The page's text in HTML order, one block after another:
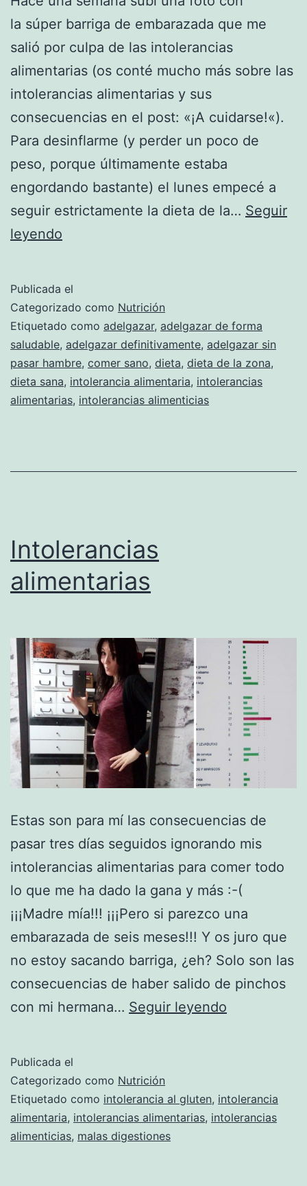
la súper barriga de embarazada que me
salió por culpa de las intolerancias
alimentarias (os conté mucho más sobre las
intolerancias alimentarias y sus
consecuencias en el post: «¡A cuidarse!«).
Para desinflarme (y perder un poco de
peso, porque últimamente estaba
engordando bastante) el lunes empecé a
seguir estrictamente la dieta de la… Seguir
leyendo
Publicada el
Categorizado como Nutrición
Etiquetado como adelgazar, adelgazar de forma
saludable, adelgazar definitivamente, adelgazar sin
pasar hambre, comer sano, dieta, dieta de la zona,
dieta sana, intolerancia alimentaria, intolerancias
alimentarias, intolerancias alimenticias
Intolerancias
alimentarias
Estas son para mí las consecuencias de
pasar tres días seguidos ignorando mis
intolerancias alimentarias para comer todo
lo que me ha dado la gana y más :-(
¡¡¡Madre mía!!! ¡¡¡Pero si parezco una
embarazada de seis meses!!! Y os juro que
no estoy sacando barriga, ¿eh? Solo son las
consecuencias de haber salido de pinchos
con mi hermana… Seguir leyendo
Publicada el
Categorizado como Nutrición
Etiquetado como intolerancia al gluten, intolerancia
alimentaria, intolerancias alimentarias, intolerancias
alimenticias, malas digestiones